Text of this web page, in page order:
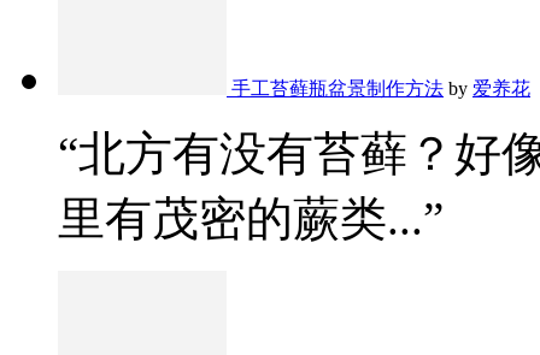
手工苔藓瓶盆景制作方法 by 爱养花
“北方有没有苔藓？好
里有茂密的蕨类...”